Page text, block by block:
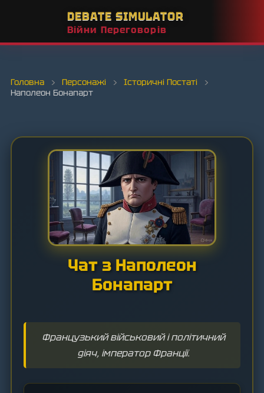
DEBATE SIMULATOR
Війни Переговорів
Головна › Персонажі › Історичні Постаті
›
Наполеон Бонапарт
Чат з Наполеон
Бонапарт
Французький військовий і політичний
діяч, імператор Франції.